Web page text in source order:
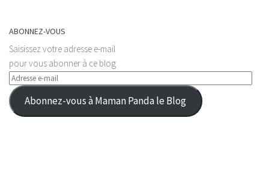
ABONNEZ-VOUS
Saisissez votre adresse e-mail
pour vous abonner à ce blog
Adresse
e-
mail
Abonnez-vous à Maman Panda le Blog